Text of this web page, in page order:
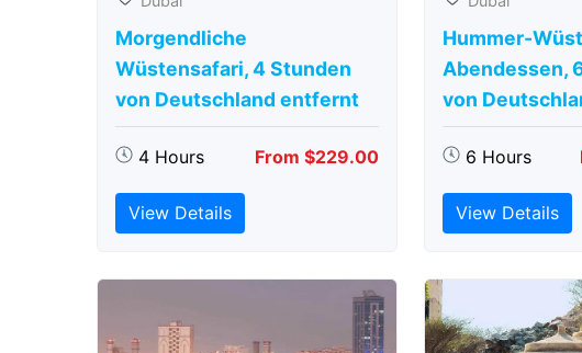
Morgendliche
Wüstensafari, 4 Stunden
von Deutschland entfernt
4 Hours From $229.00
View Details
Hummer-
Abendessen,
von
6 Hours
View Details